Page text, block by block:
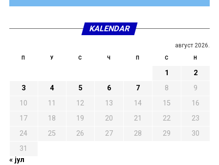
KALENDAR
август 2026.
П У С Ч П С Н
1
2
3
4 5 6 7 8
9
10
11 12 13 14 15
16
17
18 19 20 21 22
23
24
25 26 27 28 29
30
31
« јул